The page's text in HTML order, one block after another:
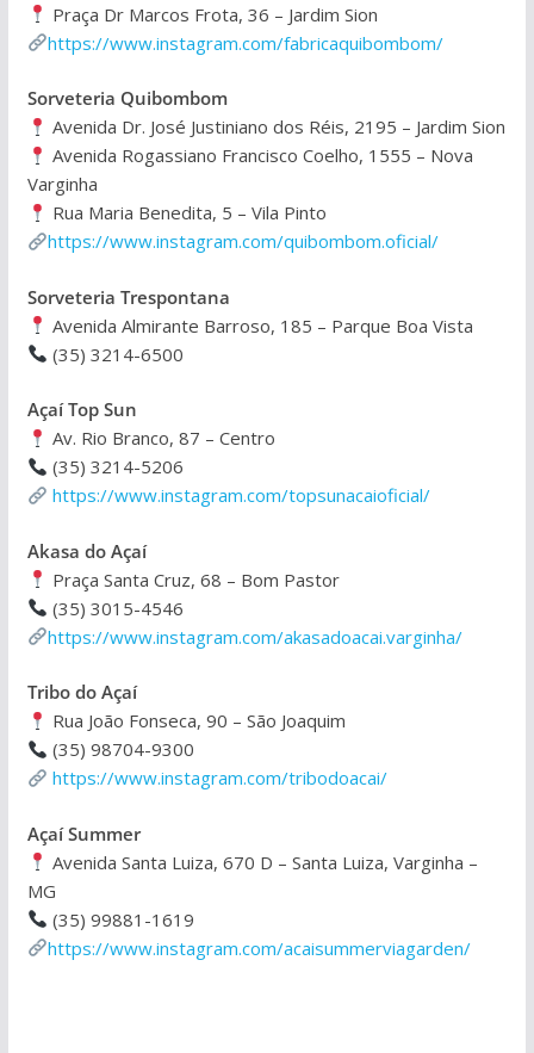
Praça Dr Marcos Frota, 36 – Jardim Sion
https://www.instagram.com/fabricaquibombom/
Sorveteria Quibombom
Avenida Dr. José Justiniano dos Réis, 2195 – Jardim Sion
Avenida Rogassiano Francisco Coelho, 1555 – Nova
Varginha
Rua Maria Benedita, 5 – Vila Pinto
https://www.instagram.com/quibombom.oficial/
Sorveteria Trespontana
Avenida Almirante Barroso, 185 – Parque Boa Vista
(35) 3214-6500
Açaí Top Sun
Av. Rio Branco, 87 – Centro
(35) 3214-5206
https://www.instagram.com/topsunacaioficial/
Akasa do Açaí
Praça Santa Cruz, 68 – Bom Pastor
(35) 3015-4546
https://www.instagram.com/akasadoacai.varginha/
Tribo do Açaí
Rua João Fonseca, 90 – São Joaquim
(35) 98704-9300
https://www.instagram.com/tribodoacai/
Açaí Summer
Avenida Santa Luiza, 670 D – Santa Luiza, Varginha –
MG
(35) 99881-1619
https://www.instagram.com/acaisummerviagarden/